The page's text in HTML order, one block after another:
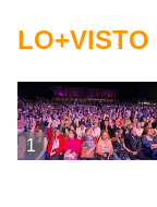
LO+VISTO
1